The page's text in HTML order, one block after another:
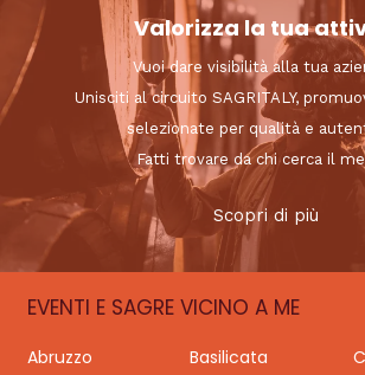
Valorizza la tua
Vuoi dare visibilità alla tua
Unisciti al circuito SAGRITALY,
selezionate per qualità e
Fatti trovare da chi cerca il
Scopri di più
EVENTI E SAGRE VICINO A ME
Abruzzo Basilicata